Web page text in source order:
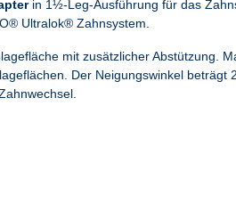
in 1½-Leg-Ausführung für das
Ultralok® Zahnsystem.
mit zusätzlicher Abstützung.
Der Neigungswinkel beträgt